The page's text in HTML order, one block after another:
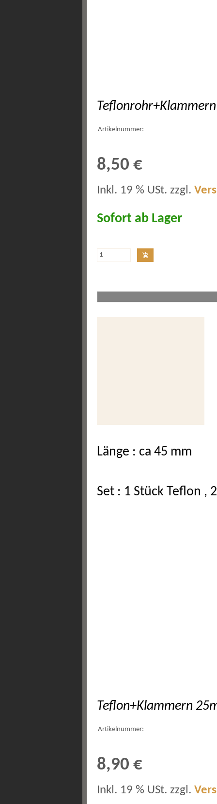
Artikelnummer:
8,50 €
Inkl. 19 % USt. zzgl.
Sofort ab Lager
Länge : ca 45 mm
Set : 1 Stück Teflon ,
Teflon+Klammern
Artikelnummer:
8,90 €
Inkl. 19 % USt. zzgl.